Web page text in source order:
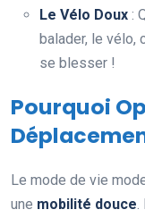
Le Vélo Doux :
balader, le vélo,
se blesser !
Pourquoi
Le mode de vie
une mobilité douce.